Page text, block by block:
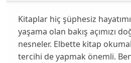
Kitaplar hiç şüphesiz
yaşama olan bakış açımızı
nesneler. Elbette kitap
tercihi de yapmak önemli.